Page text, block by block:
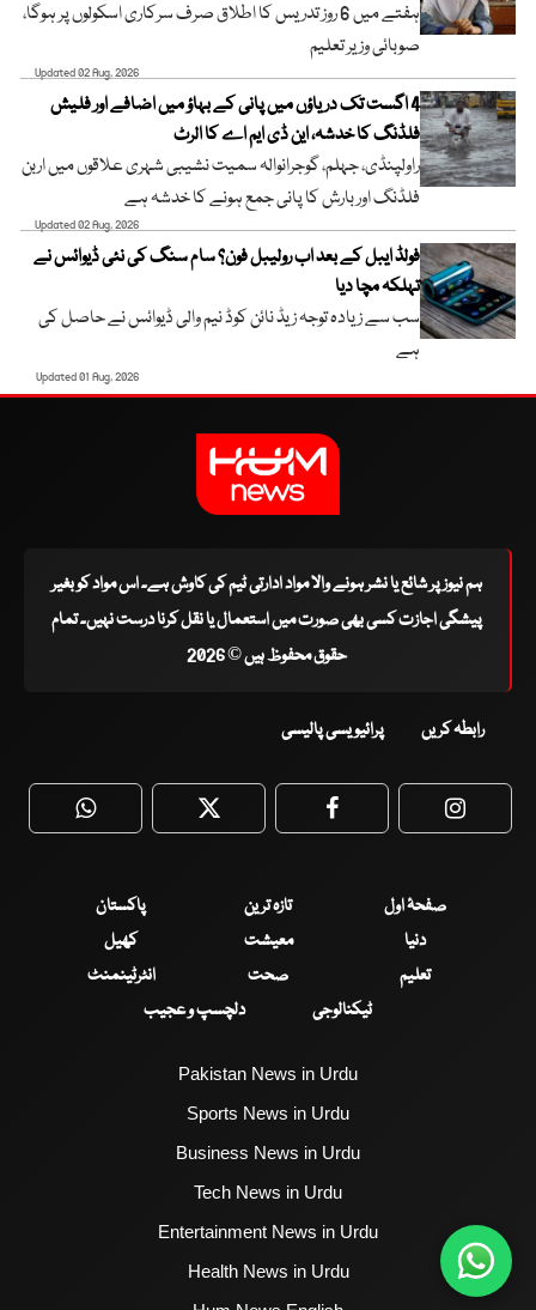
ہفتے میں 6 روز تدریس کا اطلاق صرف سرکاری اسکولوں پر ہوگا،
صوبائی وزیر تعلیم
Updated 02 Aug, 2026
4 اگست تک دریاؤں میں پانی کے بہاؤ میں اضافے اور فلیش
فلڈنگ کا خدشہ، این ڈی ایم اے کا الرٹ
راولپنڈی، جہلم، گوجرانوالہ سمیت نشیبی شہری علاقوں میں اربن
فلڈنگ اور بارش کا پانی جمع ہونے کا خدشہ ہے
Updated 02 Aug, 2026
فولڈ ایبل کے بعد اب رولیبل فون؟ سام سنگ کی نئی ڈیوائس نے
تہلکہ مچا دیا
سب سے زیادہ توجہ زیڈ نائن کوڈ نیم والی ڈیوائس نے حاصل کی
ہے
Updated 01 Aug, 2026
ہم نیوز پر شائع یا نشر ہونے والا مواد ادارتی ٹیم کی کاوش ہے۔ اس مواد کو بغیر
پیشگی اجازت کسی بھی صورت میں استعمال یا نقل کرنا درست نہیں۔ تمام
حقوق محفوظ ہیں © 2026
رابطہ کریں پرائیویسی پالیسی
WhatsApp Twitter Facebook
صفحۂ اول تازہ ترین
پاکستان
دنیا
معیشت
کھیل
تعلیم
صحت
انٹرٹینمنٹ
ٹیکنالوجی
دلچسپ و عجیب
Pakistan News in Urdu
Sports News in Urdu
Business News in Urdu
Tech News in Urdu
Entertainment News in Urdu
Health News in Urdu